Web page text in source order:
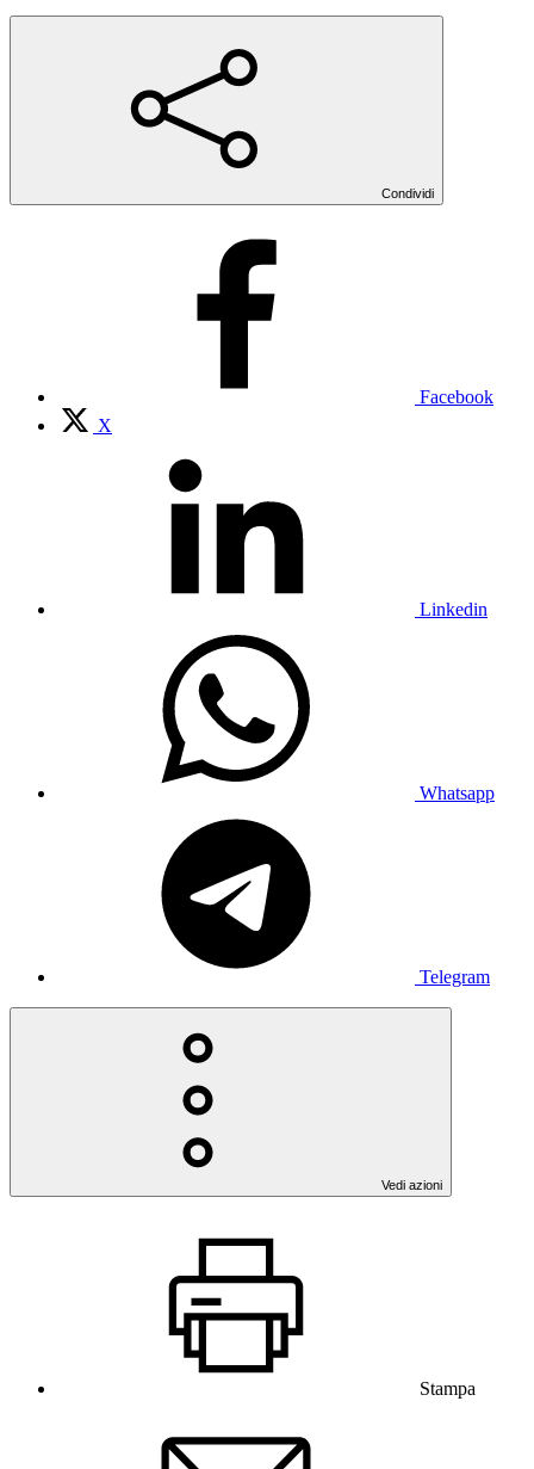
Condividi
Facebook
X
Linkedin
Whatsapp
Telegram
Vedi azioni
Stampa